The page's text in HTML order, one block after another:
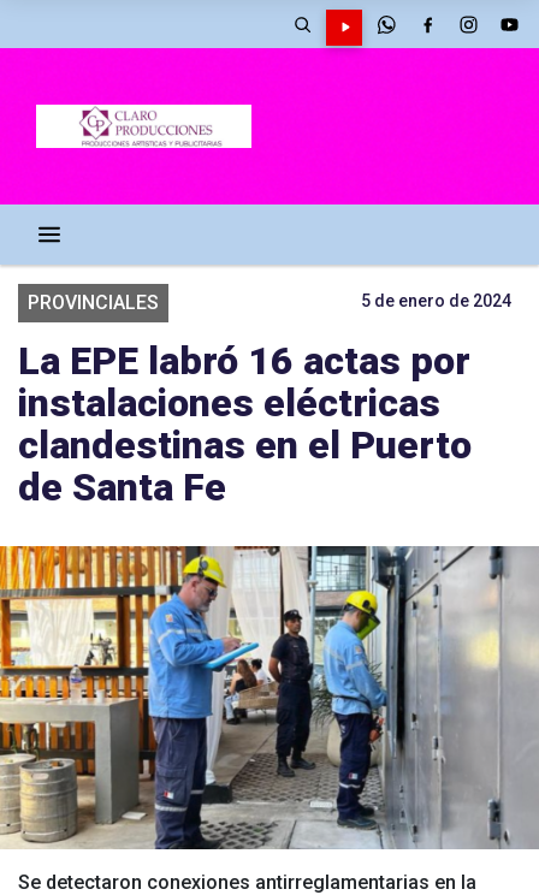
PROVINCIALES 5 de enero de 2024
La EPE labró 16 actas por
instalaciones eléctricas
clandestinas en el Puerto
de Santa Fe
Se detectaron conexiones antirreglamentarias en la